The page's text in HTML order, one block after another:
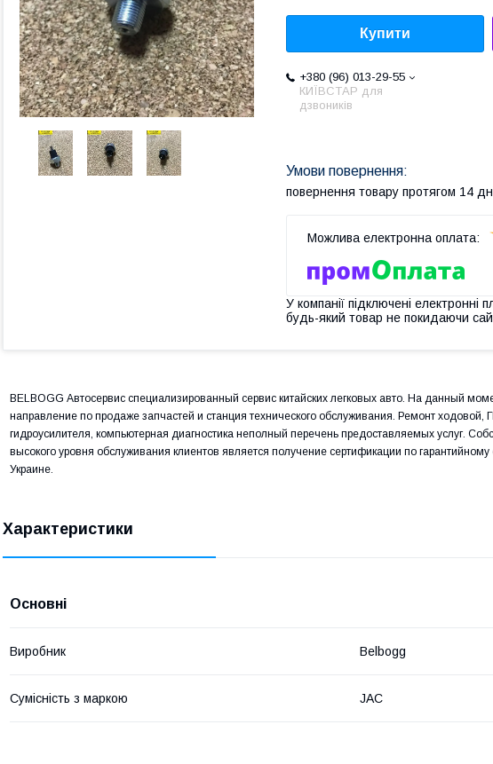
Купити
+380 (96) 013-29-55
КИЇВСТАР для
дзвоників
повернення товару протягом 14
У компанії підключені електронні
будь-який товар не покидаючи
BELBOGG Автосервис специализированный сервис китайских легковых авто. На данный
направление по продаже запчастей и станция технического обслуживания. Ремонт
гидроусилителя, компьютерная диагностика неполный перечень предоставляемых услуг.
высокого уровня обслуживания клиентов является получение сертификации по
Украине.
Характеристики
Основні
Виробник Belbogg
Сумісність з маркою JAC